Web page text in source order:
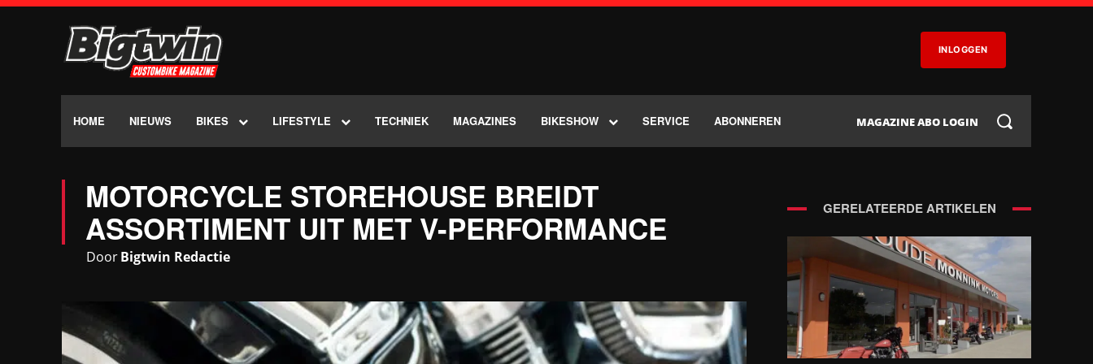
INLOGGEN
HOME NIEUWS BIKES LIFESTYLE TECHNIEK MAGAZINES BIKESHOW SERVICE ABONNEREN MAGAZINE ABO LOGIN
MOTORCYCLE STOREHOUSE BREIDT
ASSORTIMENT UIT MET V-PERFORMANCE
DoorBigtwin Redactie
GERELATEERDE ARTIKELEN